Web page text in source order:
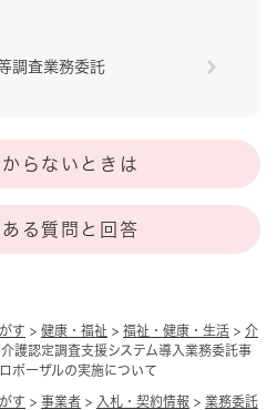
す > 健康・福祉 > 福祉・健康・生活 > 介
介護認定調査支援システム導入業務委託事
ポーザルの実施について
す > 事業者 > 入札・契約情報 > 業務委託
調査業務委託
からないときは
ある質問と回答